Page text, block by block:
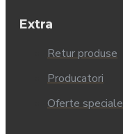
Extra
Retur produse
Producatori
Oferte speciale